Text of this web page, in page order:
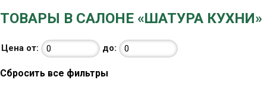
ТОВАРЫ В САЛОНЕ «ШАТУРА КУХНИ»
Цена от: до:
Сбросить все фильтры